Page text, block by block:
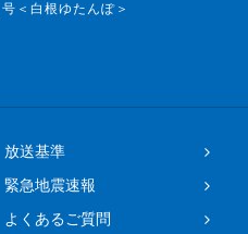
＜白根ゆたんぽ＞
放送基準
緊急地震速報
よくあるご質問